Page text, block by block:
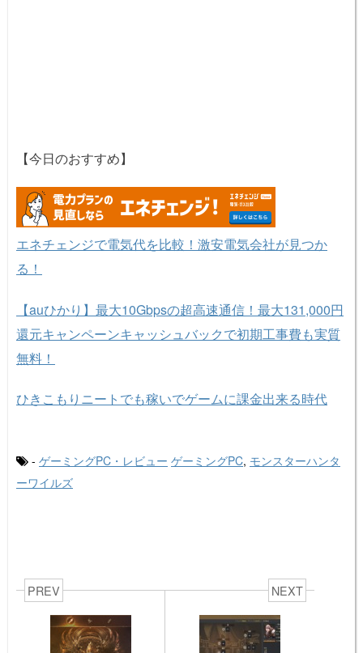
【今日のおすすめ】
エネチェンジで電気代を比較！激安電気会社が見つか
る！
【auひかり】最大10Gbpsの超高速通信！最大131,000円
還元キャンペーンキャッシュバックで初期工事費も実質
無料！
ひきこもりニートでも稼いでゲームに課金出来る時代
- ゲーミングPC・レビュー ゲーミングPC, モンスターハンタ
ーワイルズ
PREV NEXT